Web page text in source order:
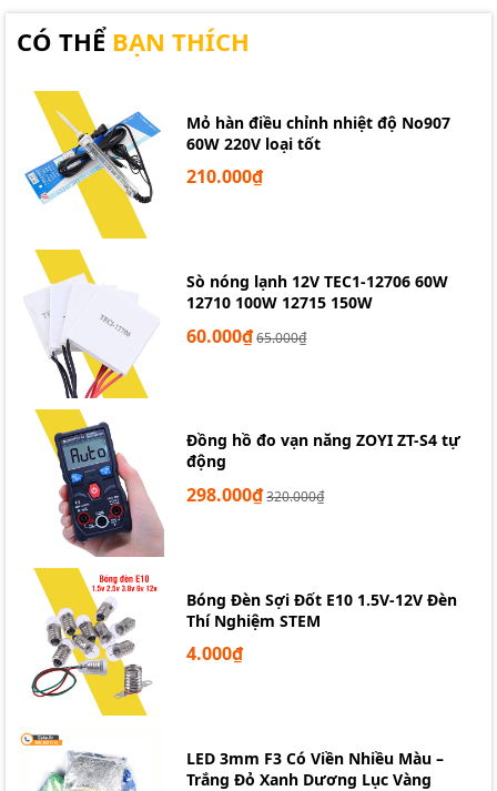
CÓ THỂ BẠN THÍCH
Mỏ hàn điều chỉnh nhiệt độ No907
60W 220V loại tốt
210.000₫
Sò nóng lạnh 12V TEC1-12706 60W
12710 100W 12715 150W
60.000₫65.000₫
Đồng hồ đo vạn năng ZOYI ZT-S4 tự
động
298.000₫320.000₫
Bóng Đèn Sợi Đốt E10 1.5V-12V Đèn
Thí Nghiệm STEM
4.000₫
LED 3mm F3 Có Viền Nhiều Màu –
Trắng Đỏ Xanh Dương Lục Vàng